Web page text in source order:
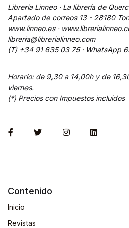
Librería Linneo · La librería de
Apartado de correos 13 - 28180
www.linneo.es ·
libreria@librerialinneo.com
(T) +34 91 635 03 75 · WhatsApp
Horario: de 9,30 a 14,00h y de
viernes.
(*) Precios con Impuestos incluidos
Contenido
Inicio
Revistas